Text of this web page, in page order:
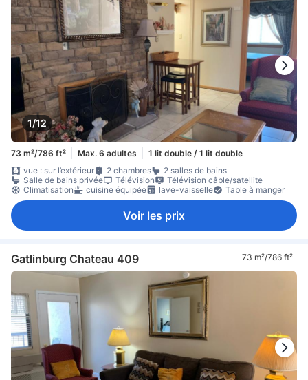
1/12
73 m²/786 ft² Max. 6 adultes
1 lit double / 1 lit double
vue : sur l’extérieur
2 chambres
2 salles de bains
Salle de bains privée
Télévision
Télévision câble/satellite
Climatisation
cuisine équipée lave-vaisselle Table à manger
Voir les prix
Gatlinburg Chateau 409 73 m²/786 ft²